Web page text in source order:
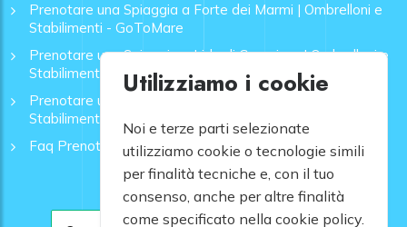
Prenotare una Spiaggia a Forte dei Marmi | Ombrelloni e
Stabilimenti - GoToMare
Prenotare una Spiaggia a Lido di Camaiore | Ombrelloni e
Stabilimenti - GoToMare
Prenotare una Spiaggia a Rapallo | Ombrelloni e
Stabilimenti - GoToMare
Faq Prenotazione Spiagge
Utilizziamo i cookie
Noi e terze parti selezionate
utilizziamo cookie o tecnologie simili
per finalità tecniche e, con il tuo
consenso, anche per altre finalità
come specificato nella cookie policy.